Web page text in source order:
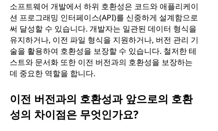
소프트웨어 개발에서 하위 호환성은 코드와 애플리케이
션 프로그래밍 인터페이스(API)를 신중하게 설계함으로
써 달성할 수 있습니다. 개발자는 일관된 데이터 형식을
유지하거나, 이전 파일 형식을 지원하거나, 버전 관리 기
술을 활용하여 호환성을 보장할 수 있습니다. 철저한 테
스트와 문서화 또한 이전 버전과의 호환성을 보장하는
데 중요한 역할을 합니다.
이전 버전과의 호환성과 앞으로의 호환
성의 차이점은 무엇인가요?